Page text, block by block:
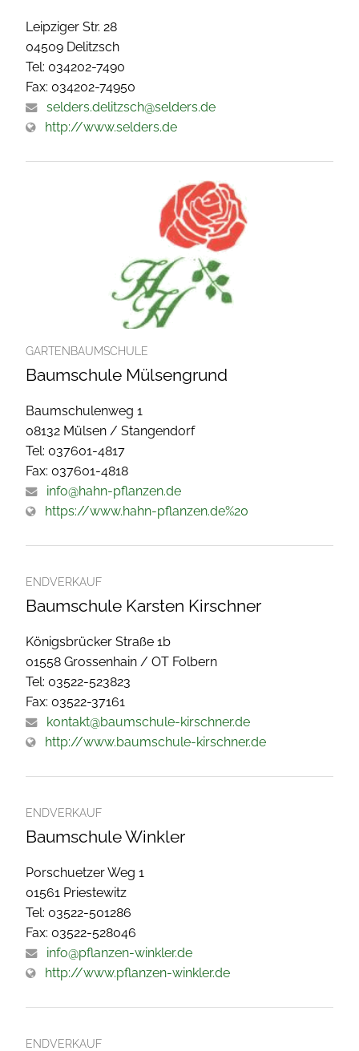
Leipziger Str. 28
04509 Delitzsch
Tel: 034202-7490
Fax: 034202-74950
selders.delitzsch@selders.de
http://www.selders.de
GARTENBAUMSCHULE
Baumschule Mülsengrund
Baumschulenweg 1
08132 Mülsen / Stangendorf
Tel: 037601-4817
Fax: 037601-4818
info@hahn-pflanzen.de
https://www.hahn-pflanzen.de%20
ENDVERKAUF
Baumschule Karsten Kirschner
Königsbrücker Straße 1b
01558 Grossenhain / OT Folbern
Tel: 03522-523823
Fax: 03522-37161
kontakt@baumschule-kirschner.de
http://www.baumschule-kirschner.de
ENDVERKAUF
Baumschule Winkler
Porschuetzer Weg 1
01561 Priestewitz
Tel: 03522-501286
Fax: 03522-528046
info@pflanzen-winkler.de
http://www.pflanzen-winkler.de
ENDVERKAUF